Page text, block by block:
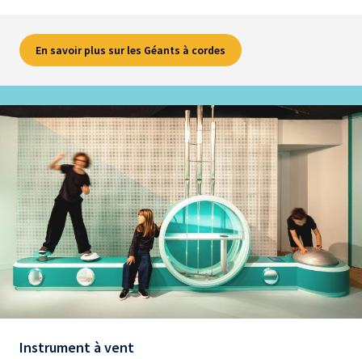
En savoir plus sur les Géants à cordes
Instrument à vent